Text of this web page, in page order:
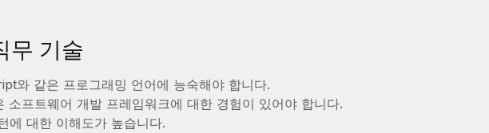
무 기술
같은 프로그래밍 언어에 능숙해야 합니다.
프트웨어 개발 프레임워크에 대한 경험이 있어야 합니다.
에 대한 이해도가 높습니다.